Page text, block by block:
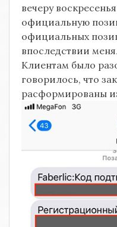
вечеру
официальную
официальных
впоследствии
Клиентам было
говорилось, что
расформированы